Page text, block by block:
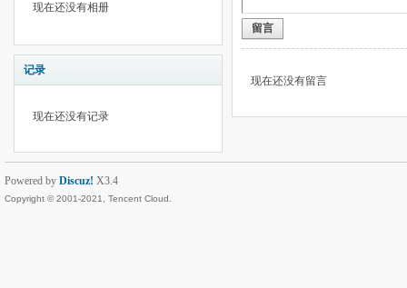
现在还没有相册
记录
现在还没有记录
留言
现在还没有留言
Powered by Discuz! X3.4
Copyright © 2001-2021, Tencent Cloud.